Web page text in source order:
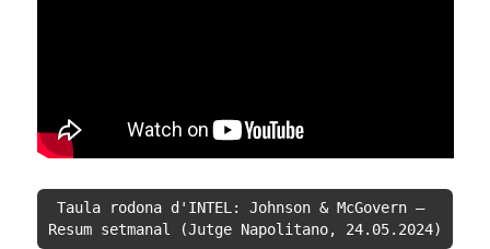
Taula rodona d'INTEL: Johnson & McGovern –
Resum setmanal (Jutge Napolitano, 24.05.2024)